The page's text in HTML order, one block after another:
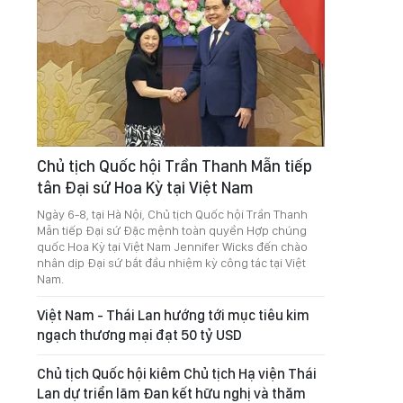
Chủ tịch Quốc hội Trần Thanh Mẫn tiếp
tân Đại sứ Hoa Kỳ tại Việt Nam
Ngày 6-8, tại Hà Nội, Chủ tịch Quốc hội Trần Thanh
Mẫn tiếp Đại sứ Đặc mệnh toàn quyền Hợp chúng
quốc Hoa Kỳ tại Việt Nam Jennifer Wicks đến chào
nhân dịp Đại sứ bắt đầu nhiệm kỳ công tác tại Việt
Nam.
Việt Nam - Thái Lan hướng tới mục tiêu kim
ngạch thương mại đạt 50 tỷ USD
Chủ tịch Quốc hội kiêm Chủ tịch Hạ viện Thái
Lan dự triển lãm Đan kết hữu nghị và thăm